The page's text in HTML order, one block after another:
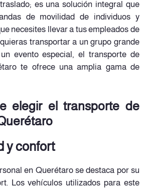
es una solución integral que
de movilidad de individuos y
necesites llevar a tus empleados de
transportar a un grupo grande
evento especial, el transporte de
te ofrece una amplia gama de
elegir el transporte de
y confort
en Querétaro se destaca por su
Los vehículos utilizados para este